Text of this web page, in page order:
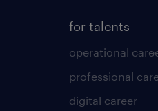
for talents
operational
professional
digital career